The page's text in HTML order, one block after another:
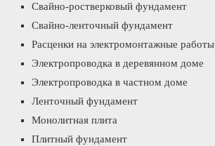
Свайно-ростверковый фундамент
Свайно-ленточный фундамент
Расценки на электромонтажные работы
Электропроводка в деревянном доме
Электропроводка в частном доме
Ленточный фундамент
Монолитная плита
Плитный фундамент